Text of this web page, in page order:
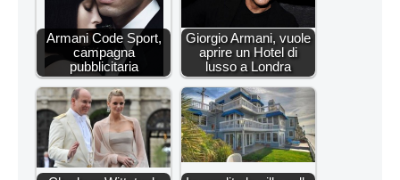
Armani Code Sport,
campagna
pubblicitaria
Giorgio Armani, vuole
aprire un Hotel di
lusso a Londra